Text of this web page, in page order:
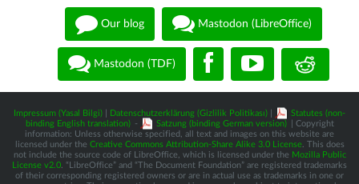
Our blog Mastodon (LibreOffice)
Mastodon (TDF)
Impressum (Yasal Bilgi) Datenschutzerklärung (Gizlilik Politikası)
Statutes (non-
binding English translation) - Satzung (binding German version)
| Copyright
information: Unless otherwise specified, all text and images on this website are
licensed under the Creative Commons Attribution-Share Alike 3.0 License. This does
not include the source code of LibreOffice, which is licensed under the Mozilla Public
License v2.0 . “LibreOffice” and “The Document Foundation” are registered trademarks
of their corresponding registered owners or are in actual use as trademarks in one or